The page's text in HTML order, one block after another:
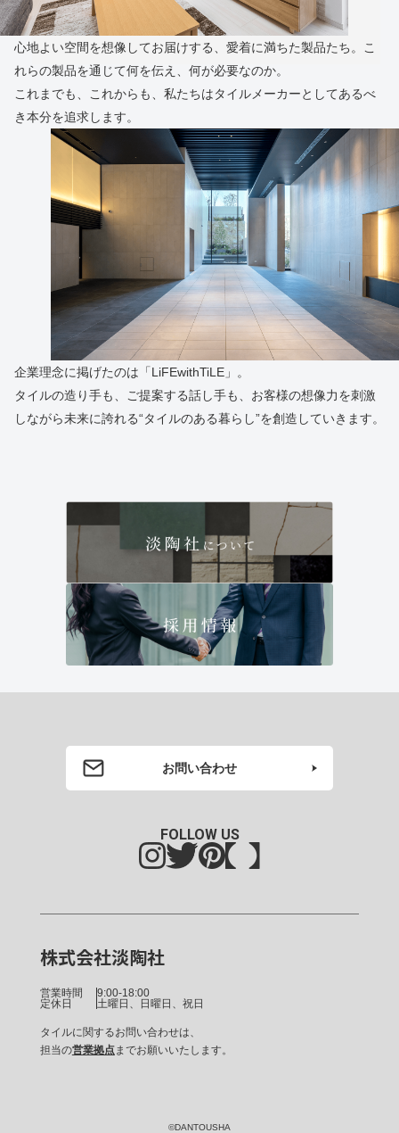
心地よい空間を想像してお届けする、愛着に満ちた製品たち。こ
れらの製品を通じて何を伝え、何が必要なのか。
これまでも、これからも、私たちはタイルメーカーとしてあるべ
き本分を追求します。
企業理念に掲げたのは「LiFEwithTiLE」。
タイルの造り手も、ご提案する話し手も、お客様の想像力を刺激
しながら未来に誇れる“タイルのある暮らし”を創造していきます。
お問い合わせ
株式会社淡陶社
営業時間
9:00-18:00
定休日
土曜日、日曜日、祝日
タイルに関するお問い合わせは、
担当の営業拠点までお願いいたします。
FOLLOW US
©DANTOUSHA